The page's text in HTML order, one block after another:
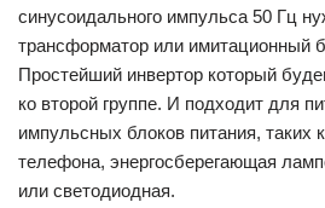
синусоидального импульса 50 Гц
трансформатор или имитационный
Простейший инвертор который
ко второй группе. И подходит для
импульсных блоков питания, таких
телефона, энергосберегающая
или светодиодная.